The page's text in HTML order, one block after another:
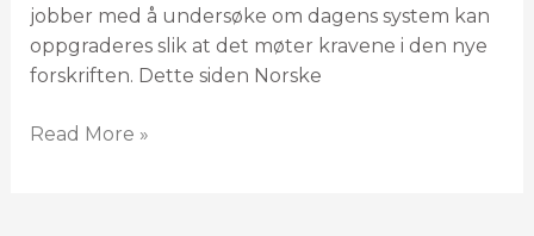
jobber med å undersøke om dagens system kan
oppgraderes slik at det møter kravene i den nye
forskriften. Dette siden Norske
Read More »